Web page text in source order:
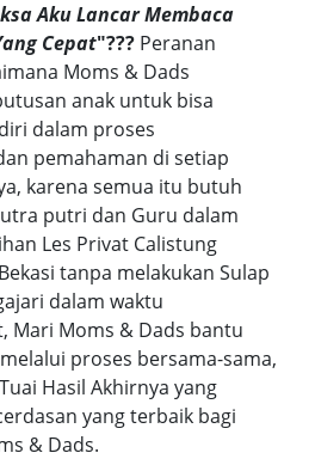
Aku Lancar Membaca
Cepat"??? Peranan
Moms & Dads
anak untuk bisa
dalam proses
pemahaman di setiap
karena semua itu butuh
putri dan Guru dalam
Les Privat Calistung
tanpa melakukan Sulap
dalam waktu
Mari Moms & Dads bantu
proses bersama-sama,
Hasil Akhirnya yang
yang terbaik bagi
& Dads.